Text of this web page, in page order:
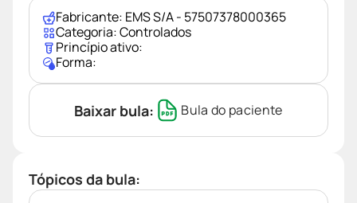
mounjaro
ozivy
lenço umedecido
10
Fabricante: EMS S/A - 57507378000365
Categoria:Controlados
Princípio ativo:
Forma:
Baixar bula: Bula do paciente
Tópicos da bula: